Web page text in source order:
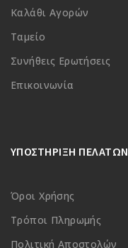
Καλάθι Αγορών
Ταμείο
Συνήθεις Ερωτήσεις
Επικοινωνία
ΥΠΟΣΤΗΡΙΞΗ ΠΕΛΑΤΩΝ
Όροι Χρήσης
Τρόποι Πληρωμής
Πολιτική Αποστολών